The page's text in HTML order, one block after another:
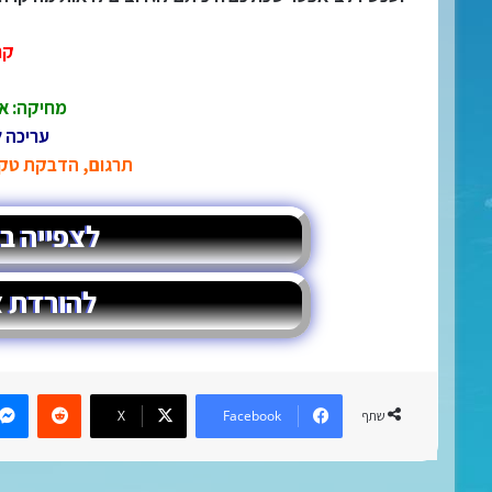
מחיקה:
עריכה
תרגום, הדבקת
לצפייה
להורדת
שתף Facebook
X